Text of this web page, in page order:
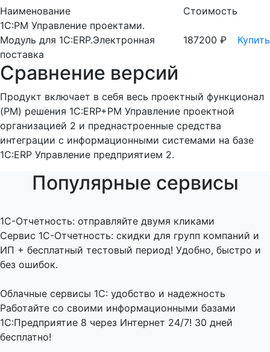
Наименование
Стоимость
1С:PM Управление проектами.
Модуль для 1С:ERP.Электронная
поставка
187200 ₽ Купить
Сравнение версий
Продукт включает в себя весь проектный функционал
(PM) решения 1С:ERP+PM Управление проектной
организацией 2 и преднастроенные средства
интеграции с информационными системами на базе
1С:ERP Управление предприятием 2.
Популярные сервисы
1C-Отчетность: отправляйте двумя кликами
Сервис 1С-Отчетность: скидки для групп компаний и
ИП + бесплатный тестовый период! Удобно, быстро и
без ошибок.
Облачные сервисы 1С: удобство и надежность
Работайте со своими информационными базами
1С:Предприятие 8 через Интернет 24/7! 30 дней
бесплатно!